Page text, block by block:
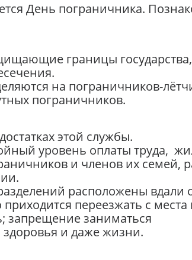
День пограничника.
границы
на пограничников-
пограничников.
этой службы.
уровень оплаты труда,
и членов их семей,
расположены вдали
переезжать с места
заниматься
и даже жизни.